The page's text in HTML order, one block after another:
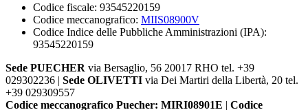
Codice fiscale: 93545220159
Codice meccanografico: MIIS08900V
Codice Indice delle Pubbliche Amministrazioni (IPA):
93545220159
Sede PUECHER via Bersaglio, 56 20017 RHO tel. +39
029302236 | Sede OLIVETTI via Dei Martiri della Libertà, 20 tel.
+39 029309557
Codice meccanografico Puecher: MIRI08901E | Codice